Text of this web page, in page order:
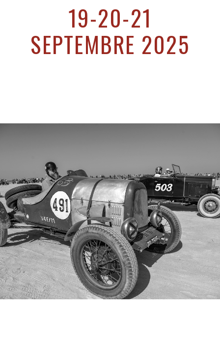
19-20-21
SEPTEMBRE 2025